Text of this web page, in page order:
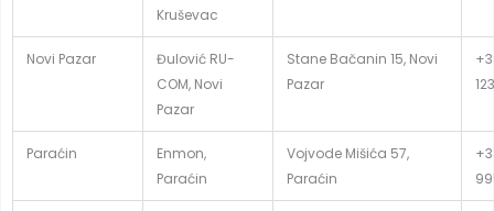
Kruševac
Novi Pazar
Đulović RU-
COM, Novi
Pazar
Stane Bačanin 15, Novi
Pazar
123
Paraćin
Enmon,
Paraćin
Vojvode Mišića 57,
Paraćin